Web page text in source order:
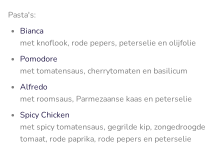
Pasta's:
Bianca
met knoflook, rode pepers, peterselie en olijfolie
Pomodore
met tomatensaus, cherrytomaten en basilicum
Alfredo
met roomsaus, Parmezaanse kaas en peterselie
Spicy Chicken
met spicy tomatensaus, gegrilde kip, zongedroogde
tomaat, rode paprika, rode pepers en peterselie